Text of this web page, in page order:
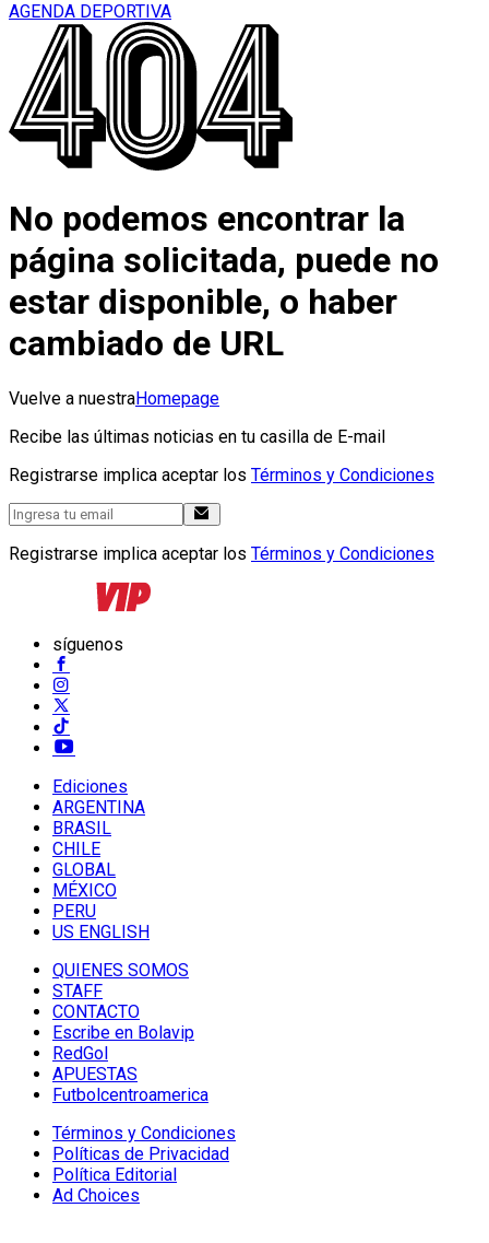
AGENDA DEPORTIVA
No podemos encontrar la
página solicitada, puede no
estar disponible, o haber
cambiado de URL
Vuelve a nuestraHomepage
Recibe las últimas noticias en tu casilla de E-mail
Registrarse implica aceptar los Términos y Condiciones
Registrarse implica aceptar los Términos y Condiciones
síguenos
Ediciones
ARGENTINA
BRASIL
CHILE
GLOBAL
MÉXICO
PERU
US ENGLISH
QUIENES SOMOS
STAFF
CONTACTO
Escribe en Bolavip
RedGol
APUESTAS
Futbolcentroamerica
Términos y Condiciones
Políticas de Privacidad
Política Editorial
Ad Choices